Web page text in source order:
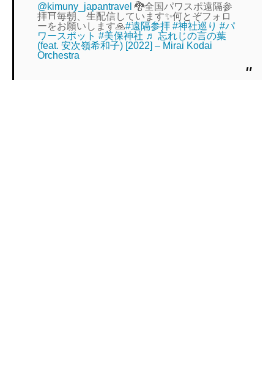
@kimuny_japantravel 🐉全国パワスポ遠隔参
拝⛩️毎朝、生配信しています✨何とぞフォロ
ーをお願いします🙏#遠隔参拝 #神社巡り #パ
ワースポット #美保神社 ♬ 忘れじの言の葉
(feat. 安次嶺希和子) [2022] – Mirai Kodai
Orchestra